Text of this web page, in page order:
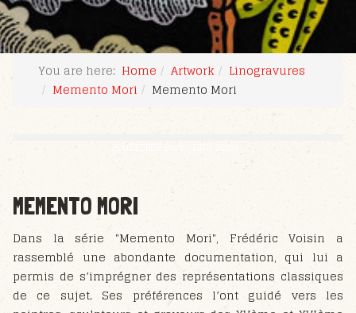
You are here: Home Artwork
Linogravures
Memento Mori
Memento Mori
25 OCTOBER 2018
MEMENTO MORI
Dans la série "Memento Mori", Frédéric Voisin a
rassemblé une abondante documentation, qui lui a
permis de s’imprégner des représentations classiques
de ce sujet. Ses préférences l’ont guidé vers les